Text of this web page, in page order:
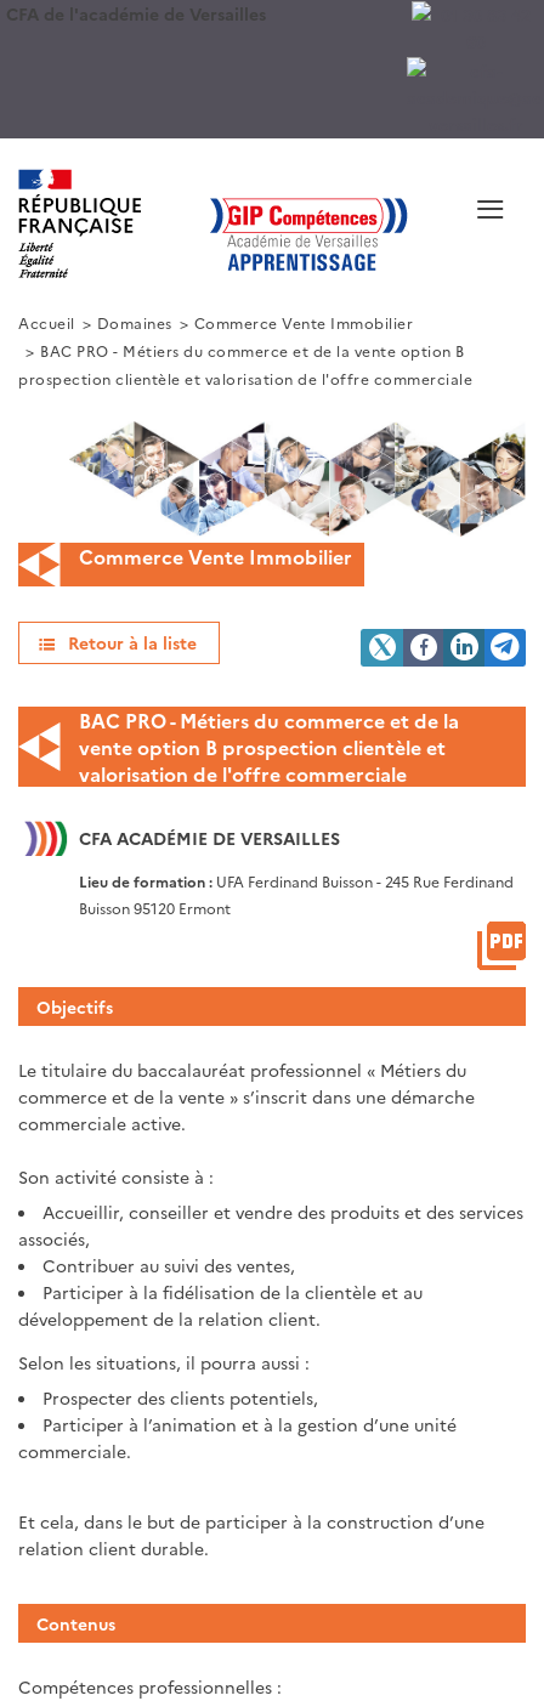
CFA de l'académie de Versailles
≡
Accueil Domaines
Commerce Vente Immobilier
BAC PRO - Métiers du commerce et de la vente option B
prospection clientèle et valorisation de l'offre commerciale
Commerce Vente Immobilier
Retour à la liste
BAC PRO - Métiers du commerce et de la
vente option B prospection clientèle et
valorisation de l'offre commerciale
CFA ACADÉMIE DE VERSAILLES
Lieu de formation : UFA Ferdinand Buisson - 245 Rue Ferdinand
Buisson 95120 Ermont
Objectifs
Le titulaire du baccalauréat professionnel « Métiers du
commerce et de la vente » s’inscrit dans une démarche
commerciale active.
Son activité consiste à :
Accueillir, conseiller et vendre des produits et des services
associés,
Contribuer au suivi des ventes,
Participer à la fidélisation de la clientèle et au
développement de la relation client.
Selon les situations, il pourra aussi :
Prospecter des clients potentiels,
Participer à l’animation et à la gestion d’une unité
commerciale.
Et cela, dans le but de participer à la construction d’une
relation client durable.
Contenus
Compétences professionnelles :